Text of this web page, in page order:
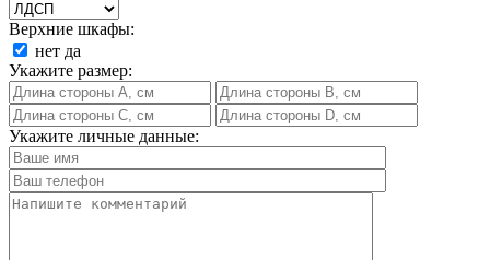
Верхние шкафы:
нет да
Укажите размер:
Укажите личные данные: